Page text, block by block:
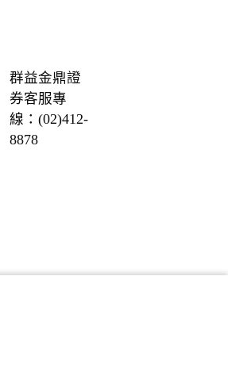
群益金鼎證
券客服專
線：(02)412-
8878